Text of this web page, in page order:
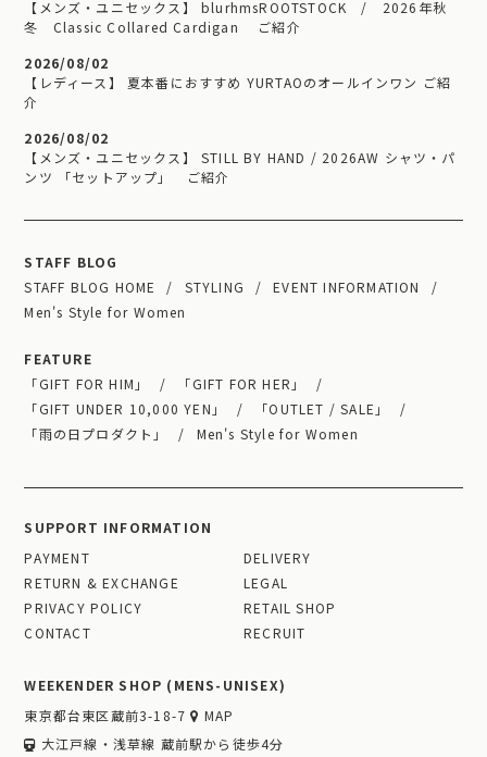
【メンズ・ユニセックス】 blurhmsROOTSTOCK / 2026年秋
冬 Classic Collared Cardigan ご紹介
2026/08/02
【レディース】 夏本番におすすめ YURTAOのオールインワン ご紹
介
2026/08/02
【メンズ・ユニセックス】 STILL BY HAND / 2026AW シャツ・パ
ンツ 「セットアップ」 ご紹介
STAFF BLOG
STAFF BLOG HOME
STYLING
EVENT INFORMATION
Men's Style for Women
FEATURE
「GIFT FOR HIM」
「GIFT FOR HER」
「GIFT UNDER 10,000 YEN」
「OUTLET / SALE」
「雨の日プロダクト」
Men's Style for Women
SUPPORT INFORMATION
PAYMENT
DELIVERY
RETURN & EXCHANGE
LEGAL
PRIVACY POLICY
RETAIL SHOP
CONTACT
RECRUIT
WEEKENDER SHOP (MENS-UNISEX)
東京都台東区蔵前3-18-7
MAP
大江戸線・浅草線 蔵前駅から徒歩4分